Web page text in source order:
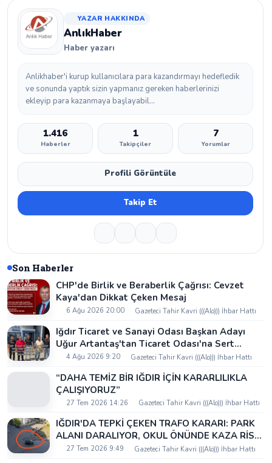
YAZAR HAKKINDA
AnlıkHaber
Haber yazarı
Anlikhaber'i kurup kullanıcılara para kazandırmayı hedefledik
ve sonunda yaptık sizin yapmanız gereken haberlerinizi
ekleyip para kazanmaya başlayabil...
1.416
Haberler
1
Takipçiler
7
Yorumlar
Profili Görüntüle
Takip Et
Son Haberler
CHP'de Birlik ve Beraberlik Çağrısı: Cevzet
Kaya'dan Dikkat Çeken Mesaj
6 Ağu 2026 20:00 Gazeteci Tahir Kavri (((Alo))) İhbar Hattı
Iğdır Ticaret ve Sanayi Odası Başkan Adayı
Uğur Artantaş'tan Ticaret Odası'na Sert
Eleştiri: "Nakliyeci Sahipsiz Bırakılamaz"
4 Ağu 2026 9:20 Gazeteci Tahir Kavri (((Alo))) İhbar Hattı
“DAHA TEMİZ BİR IĞDIR İÇİN KARARLILIKLA
ÇALIŞIYORUZ”
27 Tem 2026 14:26 Gazeteci Tahir Kavri (((Alo))) İhbar Hattı
IĞDIR'DA TEPKİ ÇEKEN TRAFO KARARI: PARK
ALANI DARALIYOR, OKUL ÖNÜNDE KAZA RİSKİ
İDDİASI VE IĞDIR VALİSİ NEREDE?
27 Tem 2026 9:49 Gazeteci Tahir Kavri (((Alo))) İhbar Hattı